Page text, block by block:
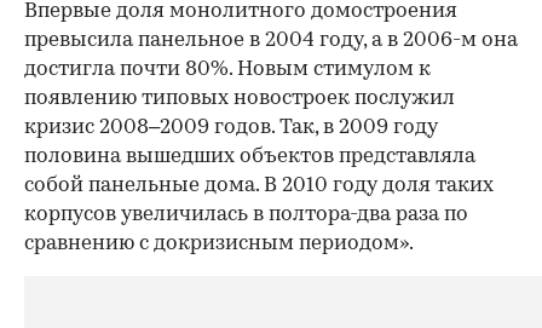
Впервые доля монолитного домостроения
превысила панельное в 2004 году, а в 2006-м она
достигла почти 80%. Новым стимулом к
появлению типовых новостроек послужил
кризис 2008–2009 годов. Так, в 2009 году
половина вышедших объектов представляла
собой панельные дома. В 2010 году доля таких
корпусов увеличилась в полтора-два раза по
сравнению с докризисным периодом».